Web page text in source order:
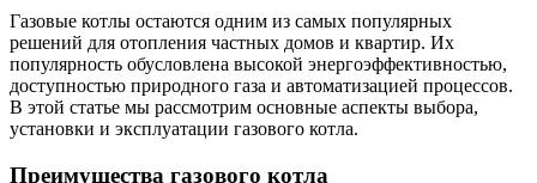
Газовые котлы остаются одним из самых популярных
решений для отопления частных домов и квартир. Их
популярность обусловлена высокой энергоэффективностью,
доступностью природного газа и автоматизацией процессов.
В этой статье мы рассмотрим основные аспекты выбора,
установки и эксплуатации газового котла.
Преимущества газового котла